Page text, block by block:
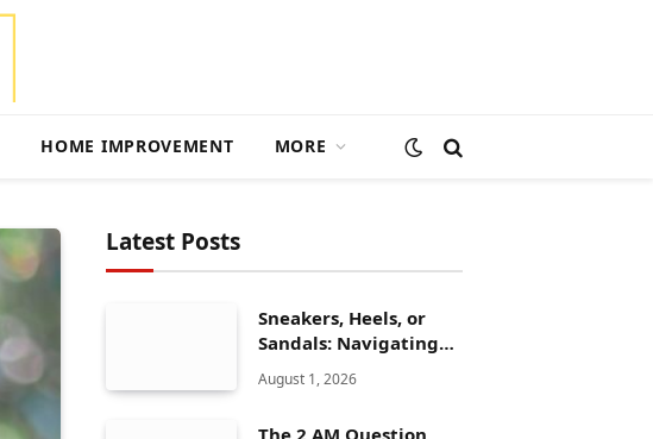
HOME IMPROVEMENT MORE
Latest Posts
Sneakers, Heels, or
Sandals: Navigating
ALDO’s Women’s Shoe
Range
August 1, 2026